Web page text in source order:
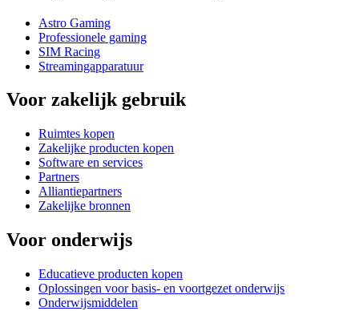
Astro Gaming
Professionele gaming
SIM Racing
Streamingapparatuur
Voor zakelijk gebruik
Ruimtes kopen
Zakelijke producten kopen
Software en services
Partners
Alliantiepartners
Zakelijke bronnen
Voor onderwijs
Educatieve producten kopen
Oplossingen voor basis- en voortgezet onderwijs
Onderwijsmiddelen